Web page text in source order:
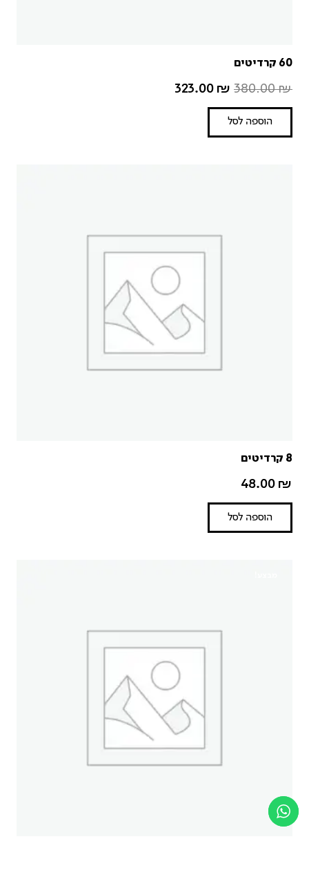
60 קרדיטים
380.00₪
323.00 ₪
הוספה לסל
8 קרדיטים
48.00 ₪
הוספה לסל